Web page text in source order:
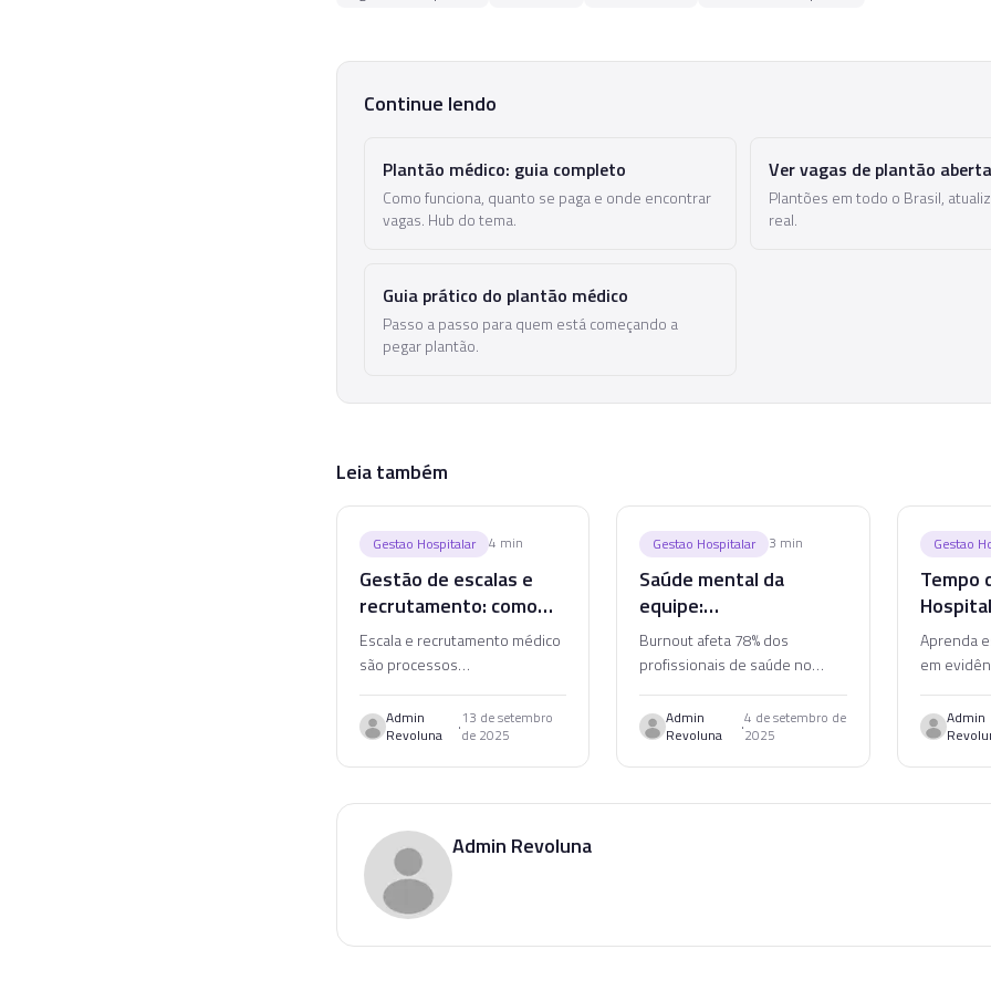
Continue lendo
Plantão médico: guia completo
Como funciona, quanto se paga e onde encontrar
vagas. Hub do tema.
Ver vagas de plantão
Plantões em todo o Brasil,
real.
Guia prático do plantão médico
Passo a passo para quem está começando a
pegar plantão.
Leia também
Gestao Hospitalar 4 min
Gestão de escalas e
recrutamento: como
conectar os dois
processos
Escala e recrutamento médico
são processos
conectá-los para eliminar
lacunas e reduzir custos
operacionais no seu hospital.
Admin
Revoluna
·13 de setembro
de 2025
Gestao Hospitalar 3 min
Saúde mental da
equipe:
responsabilidade do
gestor hospitalar
Burnout afeta 78% dos
profissionais de saúde no
saúde mental da equipe é
responsabilidade estratégica
do gestor hospitalar.
Admin
Revoluna
·4 de setembro de
2025
Gestao
Tempo
Aprenda
em
hospitalar
segurança
cuidado.
Admin
Admin Revoluna